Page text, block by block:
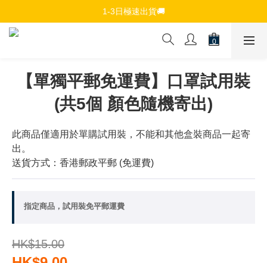
免費註冊會員，$150免運優惠
1-3日極速出貨🚚
追蹤Channel接收WhatsApp優惠通知
【單獨平郵免運費】口罩試用裝
(共5個 顏色隨機寄出)
此商品僅適用於單購試用裝，不能和其他盒裝商品一起寄
出。
送貨方式：香港郵政平郵 (免運費)
指定商品，試用裝免平郵運費
HK$15.00